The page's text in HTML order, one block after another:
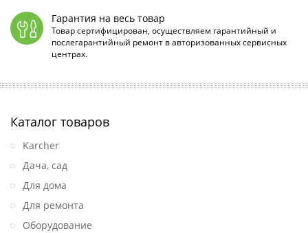
Гарантия на весь товар
Товар сертифицирован, осуществляем гарантийный и
послегарантийный ремонт в авторизованных сервисных
центрах.
Каталог товаров
Karcher
Дача, сад
Для дома
Для ремонта
Оборудование